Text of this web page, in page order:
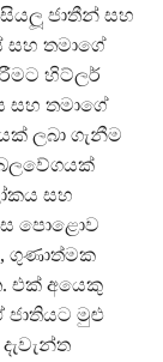
ජාතීන් සහ
සහ තමාගේ
හිට්ලර්
සහ තමාගේ
ලබා ගැනීම
සහ
පොළොව
ගුණාත්මක
එක් අයෙකු
ජාතියට මුළු